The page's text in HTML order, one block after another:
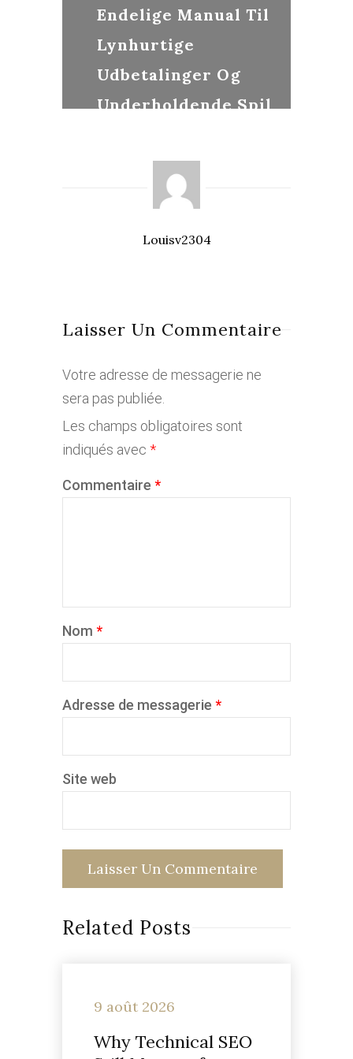
Endelige Manual Til
Lynhurtige
Udbetalinger Og
Underholdende Spil
Louisv2304
Laisser Un Commentaire
Votre adresse de messagerie ne
sera pas publiée.
Les champs obligatoires sont
indiqués avec *
Commentaire *
Nom *
Adresse de messagerie *
Site web
Related Posts
9 août 2026
Why Technical SEO